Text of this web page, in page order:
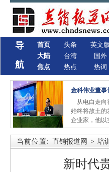
导
航
首页
大陆
焦点
头条
台湾
热点
英文版
国外
热词
金科伟业董事
从电白走向
始终将故土的
企业家，他以
当前位置: 直销报道网 > 培训
新时代